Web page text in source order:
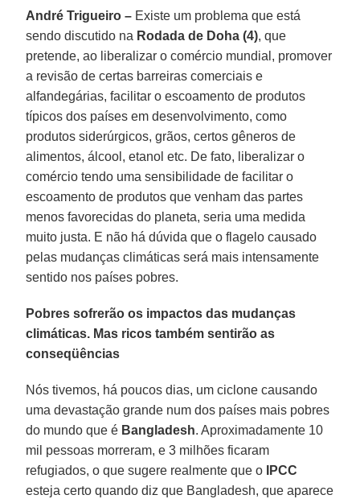
André Trigueiro – Existe um problema que está
sendo discutido na Rodada de Doha (4), que
pretende, ao liberalizar o comércio mundial, promover
a revisão de certas barreiras comerciais e
alfandegárias, facilitar o escoamento de produtos
típicos dos países em desenvolvimento, como
produtos siderúrgicos, grãos, certos gêneros de
alimentos, álcool, etanol etc. De fato, liberalizar o
comércio tendo uma sensibilidade de facilitar o
escoamento de produtos que venham das partes
menos favorecidas do planeta, seria uma medida
muito justa. E não há dúvida que o flagelo causado
pelas mudanças climáticas será mais intensamente
sentido nos países pobres.
Pobres sofrerão os impactos das mudanças
climáticas. Mas ricos também sentirão as
conseqüências
Nós tivemos, há poucos dias, um ciclone causando
uma devastação grande num dos países mais pobres
do mundo que é Bangladesh. Aproximadamente 10
mil pessoas morreram, e 3 milhões ficaram
refugiados, o que sugere realmente que o
IPCC
esteja certo quando diz que Bangladesh, que aparece